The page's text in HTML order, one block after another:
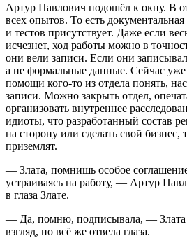
Артур Павлович подошёл к окну. В
всех опытов. То есть
и тестов присутствует. Даже если
исчезнет, ход работы можно в
они вели записи. Если они
а не формальные данные. Сейчас уже
помощи кого-то из отдела понять,
записи. Можно закрыть отдел,
организовать внутреннее
идиоты, что разработанный состав
на сторону или сделать свой
приземлят.
— Злата, помнишь особое
устраиваясь на работу, — Артур
в глаза Злате.
— Да, помню, подписывала, — Злата
взгляд, но всё же отвела глаза.